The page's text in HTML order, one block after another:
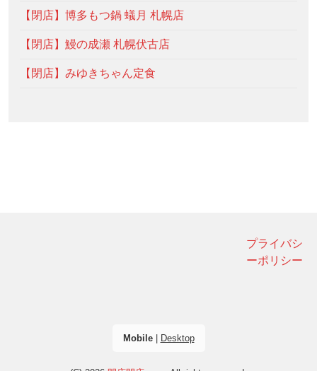
【閉店】博多もつ鍋 蟻月 札幌店
【閉店】鰻の成瀬 札幌伏古店
【閉店】みゆきちゃん定食
プライバシ
ーポリシー
Mobile| Desktop